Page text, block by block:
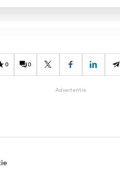
0 0
Advertentie